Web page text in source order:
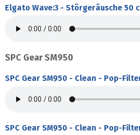
Elgato Wave:3 - Störgeräusche 50
SPC Gear SM950
SPC Gear SM950 - Clean - Pop-
SPC Gear SM950 - Clean - Pop-